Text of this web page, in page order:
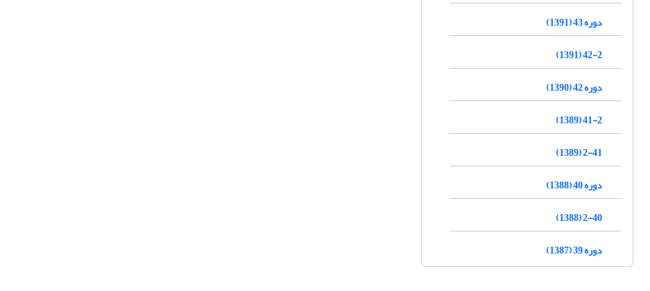
دوره 43 (1391)
42-2 (1391)
دوره 42 (1390)
41-2 (1389)
2-41 (1389)
دوره 40 (1388)
2-40 (1388)
دوره 39 (1387)